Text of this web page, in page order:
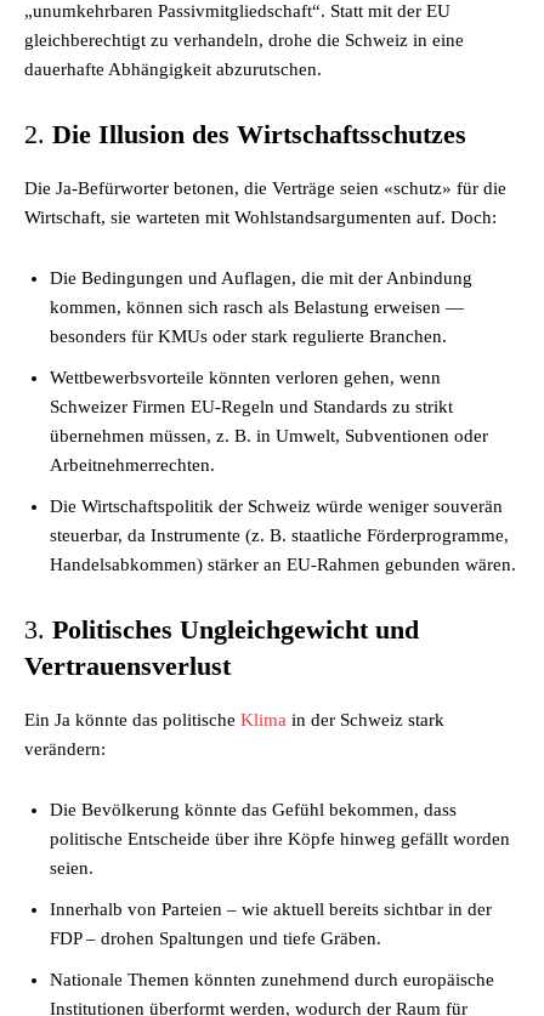
„unumkehrbaren Passivmitgliedschaft“. Statt mit der EU
gleichberechtigt zu verhandeln, drohe die Schweiz in eine
dauerhafte Abhängigkeit abzurutschen.
2. Die Illusion des Wirtschaftsschutzes
Die Ja-Befürworter betonen, die Verträge seien «schutz» für die
Wirtschaft, sie warteten mit Wohlstandsargumenten auf. Doch:
Die Bedingungen und Auflagen, die mit der Anbindung
kommen, können sich rasch als Belastung erweisen —
besonders für KMUs oder stark regulierte Branchen.
Wettbewerbsvorteile könnten verloren gehen, wenn
Schweizer Firmen EU-Regeln und Standards zu strikt
übernehmen müssen, z. B. in Umwelt, Subventionen oder
Arbeitnehmerrechten.
Die Wirtschaftspolitik der Schweiz würde weniger souverän
steuerbar, da Instrumente (z. B. staatliche Förderprogramme,
Handelsabkommen) stärker an EU-Rahmen gebunden wären.
3. Politisches Ungleichgewicht und
Vertrauensverlust
Ein Ja könnte das politische Klima in der Schweiz stark
verändern:
Die Bevölkerung könnte das Gefühl bekommen, dass
politische Entscheide über ihre Köpfe hinweg gefällt worden
seien.
Innerhalb von Parteien – wie aktuell bereits sichtbar in der
FDP – drohen Spaltungen und tiefe Gräben.
Nationale Themen könnten zunehmend durch europäische
Institutionen überformt werden, wodurch der Raum für